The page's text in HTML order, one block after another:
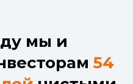
мы и
54